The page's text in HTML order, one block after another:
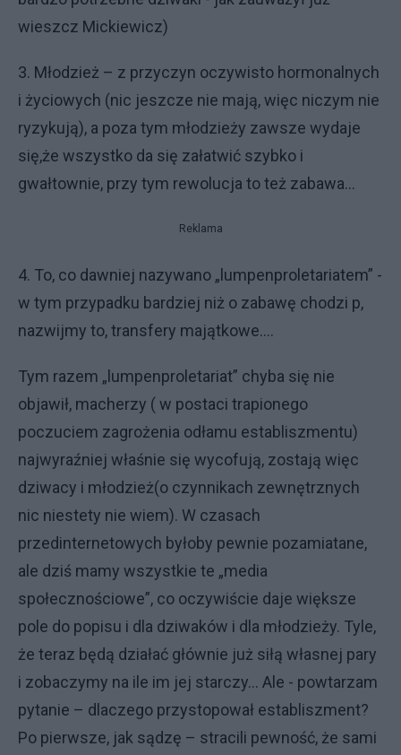
wieszcz Mickiewicz)
3. Młodzież – z przyczyn oczywisto hormonalnych
i życiowych (nic jeszcze nie mają, więc niczym nie
ryzykują), a poza tym młodzieży zawsze wydaje
się,że wszystko da się załatwić szybko i
gwałtownie, przy tym rewolucja to też zabawa…
Reklama
4. To, co dawniej nazywano „lumpenproletariatem” -
w tym przypadku bardziej niż o zabawę chodzi p,
nazwijmy to, transfery majątkowe.…
Tym razem „lumpenproletariat” chyba się nie
objawił, macherzy ( w postaci trapionego
poczuciem zagrożenia odłamu establiszmentu)
najwyraźniej właśnie się wycofują, zostają więc
dziwacy i młodzież(o czynnikach zewnętrznych
nic niestety nie wiem). W czasach
przedinternetowych byłoby pewnie pozamiatane,
ale dziś mamy wszystkie te „media
społecznościowe”, co oczywiście daje większe
pole do popisu i dla dziwaków i dla młodzieży. Tyle,
że teraz będą działać głównie już siłą własnej pary
i zobaczymy na ile im jej starczy… Ale - powtarzam
pytanie – dlaczego przystopował establiszment?
Po pierwsze, jak sądzę – stracili pewność, że sami